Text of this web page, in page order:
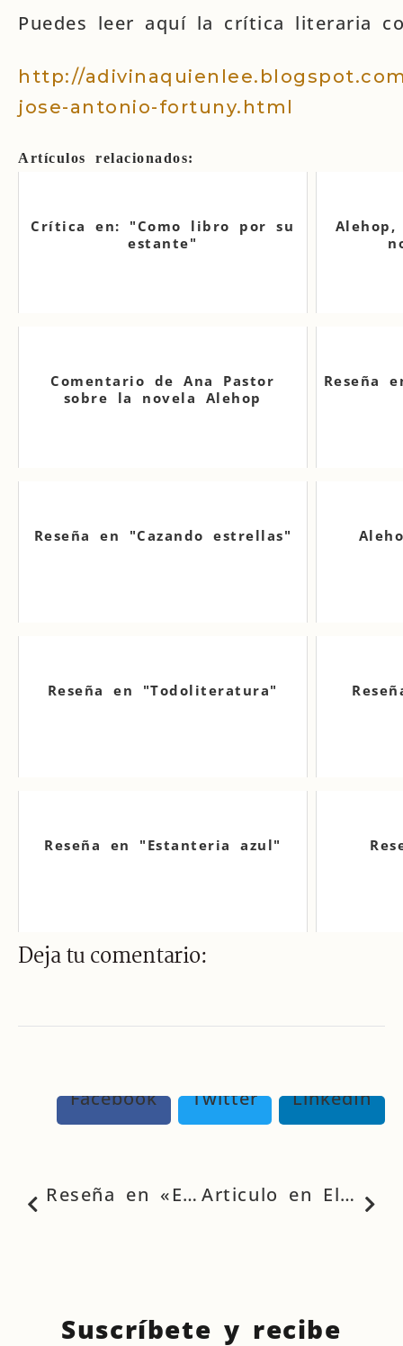
Puedes leer aquí la crítica literaria
http://
jose-antonio-fortuny.html
Artículos relacionados:
Crítica en: "Como libro por su
estante"
Comentario de Ana Pastor
sobre la novela Alehop
Reseña
Reseña en "Cazando estrellas"
Reseña en "Todoliteratura"
Reseña en "Estanteria azul"
Deja tu comentario:
Facebook Twitter LinkedIn
Reseña en «Estantes Llenos» Articulo en El periodico de Cataluña
Suscríbete y recibe